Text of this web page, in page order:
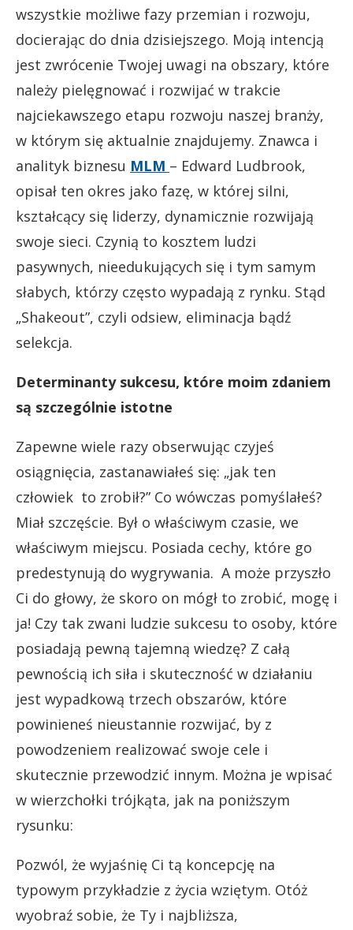
wszystkie możliwe fazy przemian i rozwoju,
docierając do dnia dzisiejszego. Moją intencją
jest zwrócenie Twojej uwagi na obszary, które
należy pielęgnować i rozwijać w trakcie
najciekawszego etapu rozwoju naszej branży,
w którym się aktualnie znajdujemy. Znawca i
analityk biznesu MLM – Edward Ludbrook,
opisał ten okres jako fazę, w której silni,
kształcący się liderzy, dynamicznie rozwijają
swoje sieci. Czynią to kosztem ludzi
pasywnych, nieedukujących się i tym samym
słabych, którzy często wypadają z rynku. Stąd
„Shakeout”, czyli odsiew, eliminacja bądź
selekcja.
Determinanty sukcesu, które moim zdaniem
są szczególnie istotne
Zapewne wiele razy obserwując czyjeś
osiągnięcia, zastanawiałeś się: „jak ten
człowiek to zrobił?” Co wówczas pomyślałeś?
Miał szczęście. Był o właściwym czasie, we
właściwym miejscu. Posiada cechy, które go
predestynują do wygrywania. A może przyszło
Ci do głowy, że skoro on mógł to zrobić, mogę i
ja! Czy tak zwani ludzie sukcesu to osoby, które
posiadają pewną tajemną wiedzę? Z całą
pewnością ich siła i skuteczność w działaniu
jest wypadkową trzech obszarów, które
powinieneś nieustannie rozwijać, by z
powodzeniem realizować swoje cele i
skutecznie przewodzić innym. Można je wpisać
w wierzchołki trójkąta, jak na poniższym
rysunku:
Pozwól, że wyjaśnię Ci tą koncepcję na
typowym przykładzie z życia wziętym. Otóż
wyobraź sobie, że Ty i najbliższa,